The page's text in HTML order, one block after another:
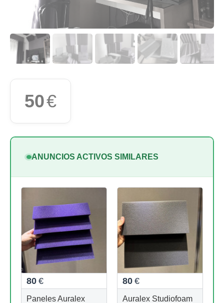
50€
ANUNCIOS ACTIVOS SIMILARES
80 €
Paneles Auralex
80 €
Auralex Studiofoam